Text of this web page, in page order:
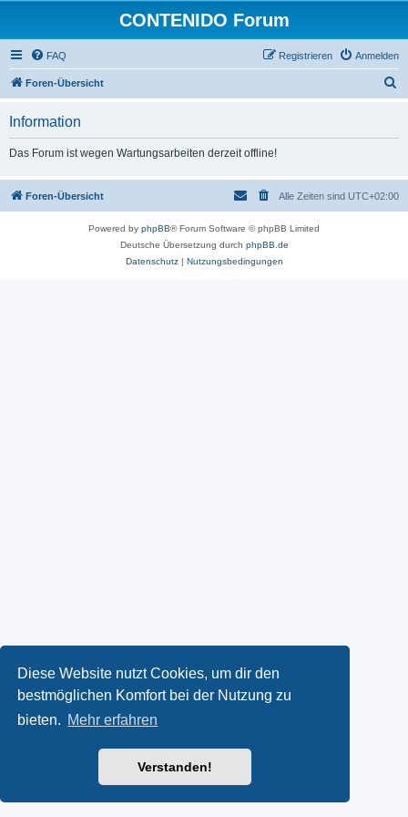
Diese Website nutzt Cookies, um dir den
bestmöglichen Komfort bei der Nutzung zu
bieten. Mehr erfahren
Verstanden!
CONTENIDO Forum
FAQ Anmelden
Registrieren
Foren-Übersicht
Information
Das Forum ist wegen Wartungsarbeiten derzeit offline!
Foren-Übersicht Alle Zeiten sind UTC+02:00
Powered by phpBB® Forum Software © phpBB Limited
Deutsche Übersetzung durch phpBB.de
Datenschutz| Nutzungsbedingungen